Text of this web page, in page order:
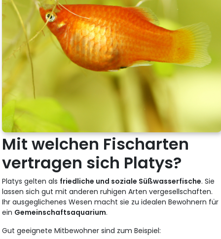
Mit welchen Fischarten
vertragen sich Platys?
Platys gelten als friedliche und soziale Süßwasserfische. Sie
lassen sich gut mit anderen ruhigen Arten vergesellschaften.
Ihr ausgeglichenes Wesen macht sie zu idealen Bewohnern für
ein Gemeinschaftsaquarium.
Gut geeignete Mitbewohner sind zum Beispiel: